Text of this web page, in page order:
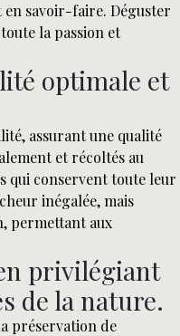
savoir-faire. Déguster
la passion et
optimale et
assurant une qualité
et récoltés au
qui conservent toute leur
inégalée, mais
permettant aux
privilégiant
de la nature.
préservation de